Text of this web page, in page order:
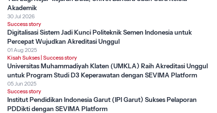
Akademik
30 Jul 2026
Success story
Digitalisasi Sistem Jadi Kunci Politeknik Semen Indonesia untuk
Percepat Wujudkan Akreditasi Unggul
01 Aug 2025
Kisah Sukses Success story
Universitas Muhammadiyah Klaten (UMKLA) Raih Akreditasi Unggul
untuk Program Studi D3 Keperawatan dengan SEVIMA Platform
05 Jun 2025
Success story
Institut Pendidikan Indonesia Garut (IPI Garut) Sukses Pelaporan
PDDikti dengan SEVIMA Platform